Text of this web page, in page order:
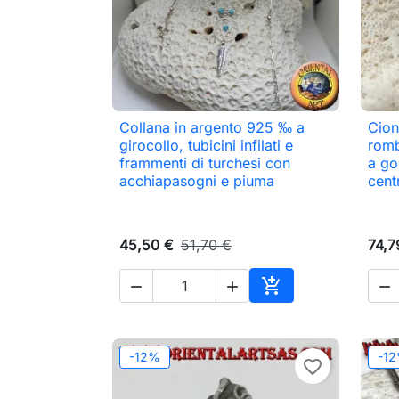
 Anteprima
Collana in argento 925 ‰ a
girocollo, tubicini infilati e
frammenti di turchesi con
acchiapasogni e piuma
45,50 € 51,70 €
  
Aggiungi al
a

-12% favorite_border -